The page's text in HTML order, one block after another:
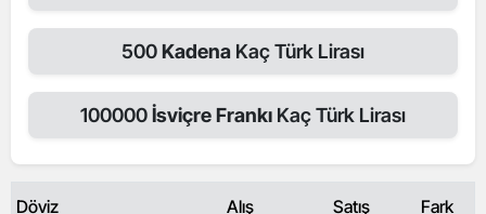
500Kadena Kaç Türk Lirası
100000İsviçre Frankı Kaç Türk Lirası
Döviz Alış Satış Fark